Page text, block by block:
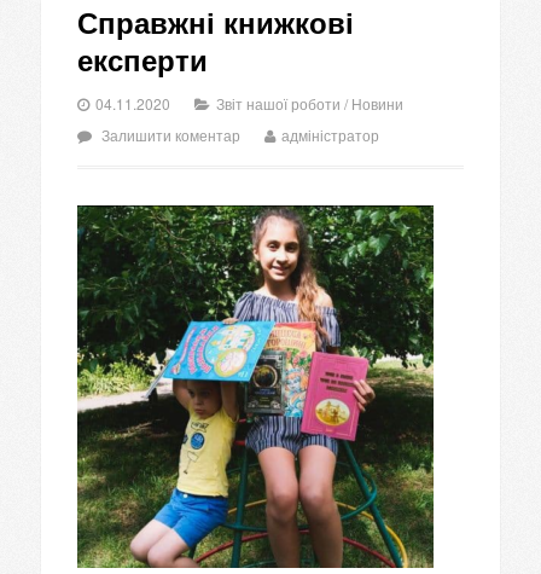
Справжні книжкові
експерти
04.11.2020 Звіт нашої роботи / Новини
Залишити коментар
адміністратор